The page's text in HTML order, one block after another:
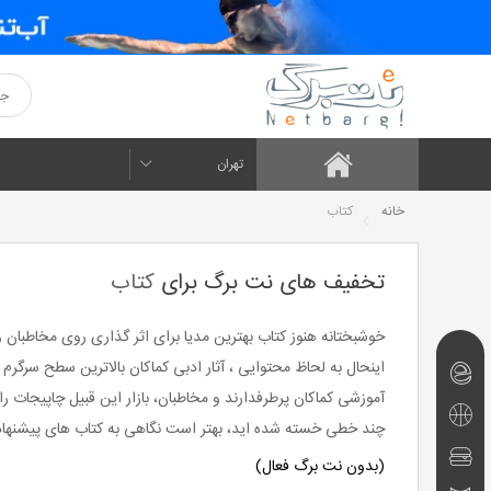
تهران
خانه کتاب
نت‌برگ‌های
امروز
تفریحی
رستوران
تخفیف های نت برگ برای کتاب
خوشبختانه هنوز کتاب بهترین مدیا برای اثر گذاری روی
اینحال به لحاظ محتوایی ، آثار ادبی کماکان بالاترین سطح
آموزشی کماکان پرطرفدارند و مخاطبان، بازار این قبیل
چند خطی خسته شده اید، بهتر است نگاهی به کتاب های
(بدون نت برگ فعال)